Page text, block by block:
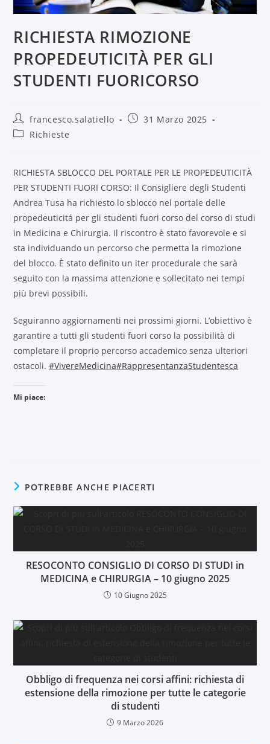
RICHIESTA RIMOZIONE
PROPEDEUTICITÀ PER GLI
STUDENTI FUORICORSO
francesco.salatiello
31 Marzo 2025
Richieste
RICHIESTA SBLOCCO DEL PORTALE PER LE PROPEDEUTICITÀ
PER STUDENTI FUORI CORSO: Il Consigliere degli Studenti
Andrea Tusa ha richiesto lo sblocco nel portale delle
propedeuticitá per gli studenti fuori corso del corso di studi
in Medicina e Chirurgia. Il riscontro è stato favorevole e si
sta individuando un percorso che permetta la rimozione
del blocco. È stato definito un iter procedurale che sarà
seguito con la massima attenzione e sollecitato nei tempi
più brevi possibili.
Seguiranno aggiornamenti nei prossimi giorni. L’obiettivo è
garantire a tutti gli studenti fuori corso la possibilità di
completare il proprio percorso accademico senza ulteriori
ostacoli.#VivereMedicina#RappresentanzaStudentesca
Mi piace:
POTREBBE ANCHE PIACERTI
RESOCONTO CONSIGLIO DI CORSO DI STUDI in
MEDICINA e CHIRURGIA – 10 giugno 2025
10 Giugno 2025
Obbligo di frequenza nei corsi affini: richiesta di
estensione della rimozione per tutte le categorie
di studenti
9 Marzo 2026